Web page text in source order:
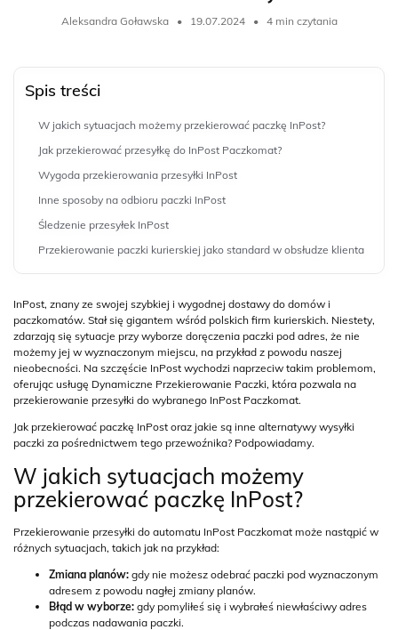
Aleksandra Goławska • 19.07.2024 • 4 min czytania
Spis treści
W jakich sytuacjach możemy przekierować paczkę InPost?
Jak przekierować przesyłkę do InPost Paczkomat?
Wygoda przekierowania przesyłki InPost
Inne sposoby na odbioru paczki InPost
Śledzenie przesyłek InPost
Przekierowanie paczki kurierskiej jako standard w obsłudze klienta
InPost, znany ze swojej szybkiej i wygodnej dostawy do domów i
paczkomatów. Stał się gigantem wśród polskich firm kurierskich. Niestety,
zdarzają się sytuacje przy wyborze doręczenia paczki pod adres, że nie
możemy jej w wyznaczonym miejscu, na przykład z powodu naszej
nieobecności. Na szczęście InPost wychodzi naprzeciw takim problemom,
oferując usługę Dynamiczne Przekierowanie Paczki, która pozwala na
przekierowanie przesyłki do wybranego InPost Paczkomat.
Jak przekierować paczkę InPost oraz jakie są inne alternatywy wysyłki
paczki za pośrednictwem tego przewoźnika? Podpowiadamy.
W jakich sytuacjach możemy
przekierować paczkę InPost?
Przekierowanie przesyłki do automatu InPost Paczkomat może nastąpić w
różnych sytuacjach, takich jak na przykład:
Zmiana planów: gdy nie możesz odebrać paczki pod wyznaczonym
adresem z powodu nagłej zmiany planów.
Błąd w wyborze: gdy pomyliłeś się i wybrałeś niewłaściwy adres
podczas nadawania paczki.